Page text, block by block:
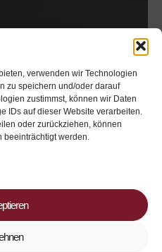
verwenden wir Technologien
zu speichern und/oder darauf
zustimmst, können wir Daten
IDs auf dieser Website verarbeiten.
oder zurückziehen, können
beeinträchtigt werden.